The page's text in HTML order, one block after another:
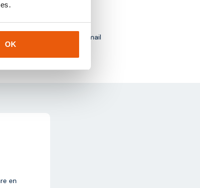
OK
of per mail
en